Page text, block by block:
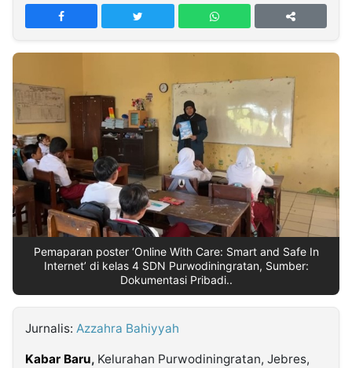
Insight
NTB
Suara
Time
Lens
IDN
Daily
Jogja
Jalan
Rakyat
Idealita
News
Kita
Notice
Dinamikapost.com
Radar
Baru
Seedbacklink
Follow
Kabarbaru
Pemaparan poster ‘Online With Care: Smart and Safe In
Internet’ di kelas 4 SDN Purwodiningratan, Sumber:
Dokumentasi Pribadi..
Jurnalis: Azzahra Bahiyyah
Kabar Baru, Kelurahan Purwodiningratan, Jebres,